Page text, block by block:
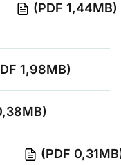
(PDF 1,44MB)
1,98MB)
(PDF